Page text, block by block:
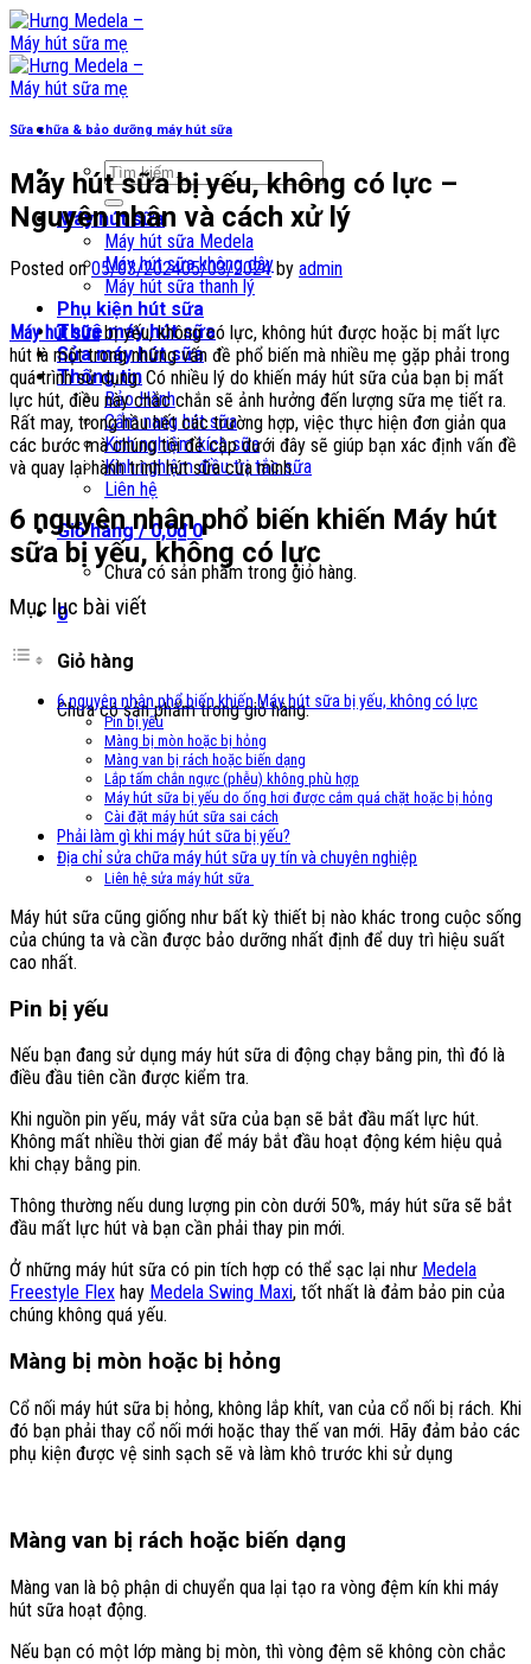
Skip
to
content
Tìm
kiếm:
Máy hút sữa
Máy hút sữa Medela
Máy hút sữa không dây
Máy hút sữa thanh lý
Phụ kiện hút sữa
Thuê máy hút sữa
Sửa máy hút sữa
Thông tin
Bảo Hành
Cẩm nang hút sữa
Kinh nghiệm kích sữa
Kinh nghiệm điều trị tắc sữa
Liên hệ
Giỏ hàng /0,0₫ 0
Chưa có sản phẩm trong giỏ hàng.
0
Giỏ hàng
Chưa có sản phẩm trong giỏ hàng.
Sữa chữa & bảo dưỡng máy hút sữa
Máy hút sữa bị yếu, không có lực –
Nguyên nhân và cách xử lý
Posted on05/03/202405/03/2024by admin
Máy hút sữabị yếu, không có lực, không hút được hoặc bị mất lực
hút là một trong những vấn đề phổ biến mà nhiều mẹ gặp phải trong
quá trình sử dụng. Có nhiều lý do khiến máy hút sữa của bạn bị mất
lực hút, điều này chắc chắn sẽ ảnh hưởng đến lượng sữa mẹ tiết ra.
Rất may, trong hầu hết các trường hợp, việc thực hiện đơn giản qua
các bước mà chúng tôi đề cập dưới đây sẽ giúp bạn xác định vấn đề
và quay lại hành trình hút sữa của mình.
6 nguyên nhân phổ biến khiến Máy hút
sữa bị yếu, không có lực
Mục lục bài viết
6 nguyên nhân phổ biến khiến Máy hút sữa bị yếu, không có lực
Pin bị yếu
Màng bị mòn hoặc bị hỏng
Màng van bị rách hoặc biến dạng
Lắp tấm chắn ngực (phễu) không phù hợp
Máy hút sữa bị yếu do ống hơi được cắm quá chặt hoặc bị hỏng
Cài đặt máy hút sữa sai cách
Phải làm gì khi máy hút sữa bị yếu?
Địa chỉ sửa chữa máy hút sữa uy tín và chuyên nghiệp
Liên hệ sửa máy hút sữa
Máy hút sữa cũng giống như bất kỳ thiết bị nào khác trong cuộc sống
của chúng ta và cần được bảo dưỡng nhất định để duy trì hiệu suất
cao nhất.
Pin bị yếu
Nếu bạn đang sử dụng máy hút sữa di động chạy bằng pin, thì đó là
điều đầu tiên cần được kiểm tra.
Khi nguồn pin yếu, máy vắt sữa của bạn sẽ bắt đầu mất lực hút.
Không mất nhiều thời gian để máy bắt đầu hoạt động kém hiệu quả
khi chạy bằng pin.
Thông thường nếu dung lượng pin còn dưới 50%, máy hút sữa sẽ bắt
đầu mất lực hút và bạn cần phải thay pin mới.
Ở những máy hút sữa có pin tích hợp có thể sạc lại như Medela
Freestyle Flex hay Medela Swing Maxi, tốt nhất là đảm bảo pin của
chúng không quá yếu.
Màng bị mòn hoặc bị hỏng
Cổ nối máy hút sữa bị hỏng, không lắp khít, van của cổ nối bị rách. Khi
đó bạn phải thay cổ nối mới hoặc thay thế van mới. Hãy đảm bảo các
phụ kiện được vệ sinh sạch sẽ và làm khô trước khi sử dụng
Màng van bị rách hoặc biến dạng
Màng van là bộ phận di chuyển qua lại tạo ra vòng đệm kín khi máy
hút sữa hoạt động.
Nếu bạn có một lớp màng bị mòn, thì vòng đệm sẽ không còn chắc